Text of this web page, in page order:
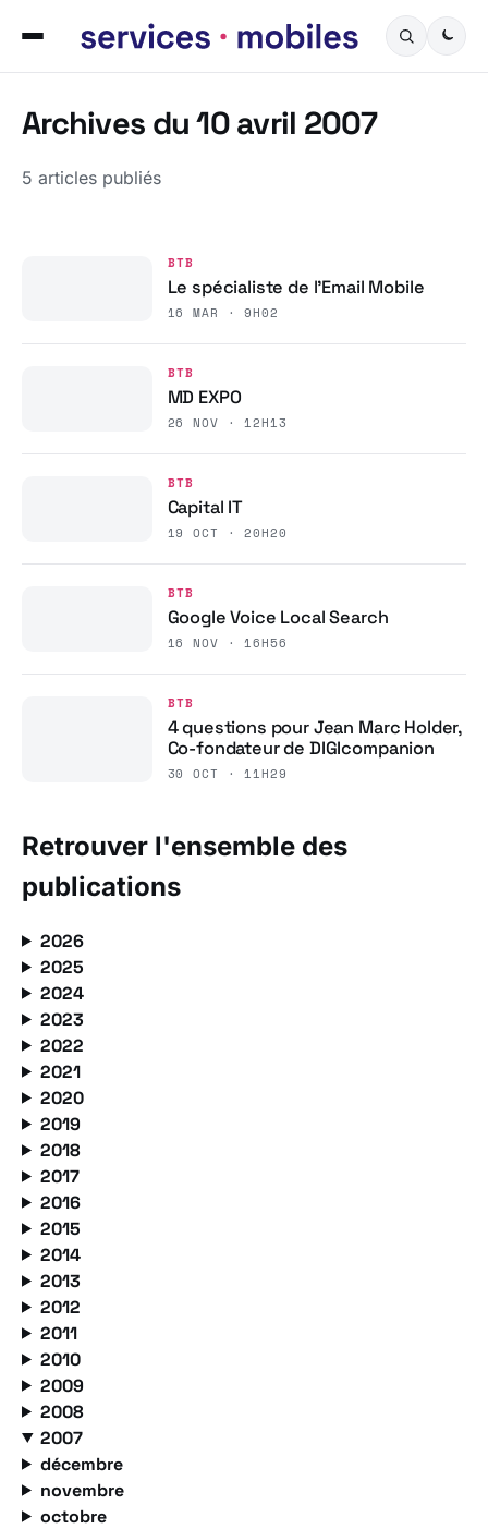
Archives du 10 avril 2007
5 articles publiés
BTB
Le spécialiste de l’Email Mobile
16 MAR · 9H02
BTB
MD EXPO
26 NOV · 12H13
BTB
Capital IT
19 OCT · 20H20
BTB
Google Voice Local Search
16 NOV · 16H56
BTB
4 questions pour Jean Marc Holder,
Co-fondateur de DIGIcompanion
30 OCT · 11H29
Retrouver l'ensemble des
publications
2026
2025
2024
2023
2022
2021
2020
2019
2018
2017
2016
2015
2014
2013
2012
2011
2010
2009
2008
2007
décembre
novembre
octobre